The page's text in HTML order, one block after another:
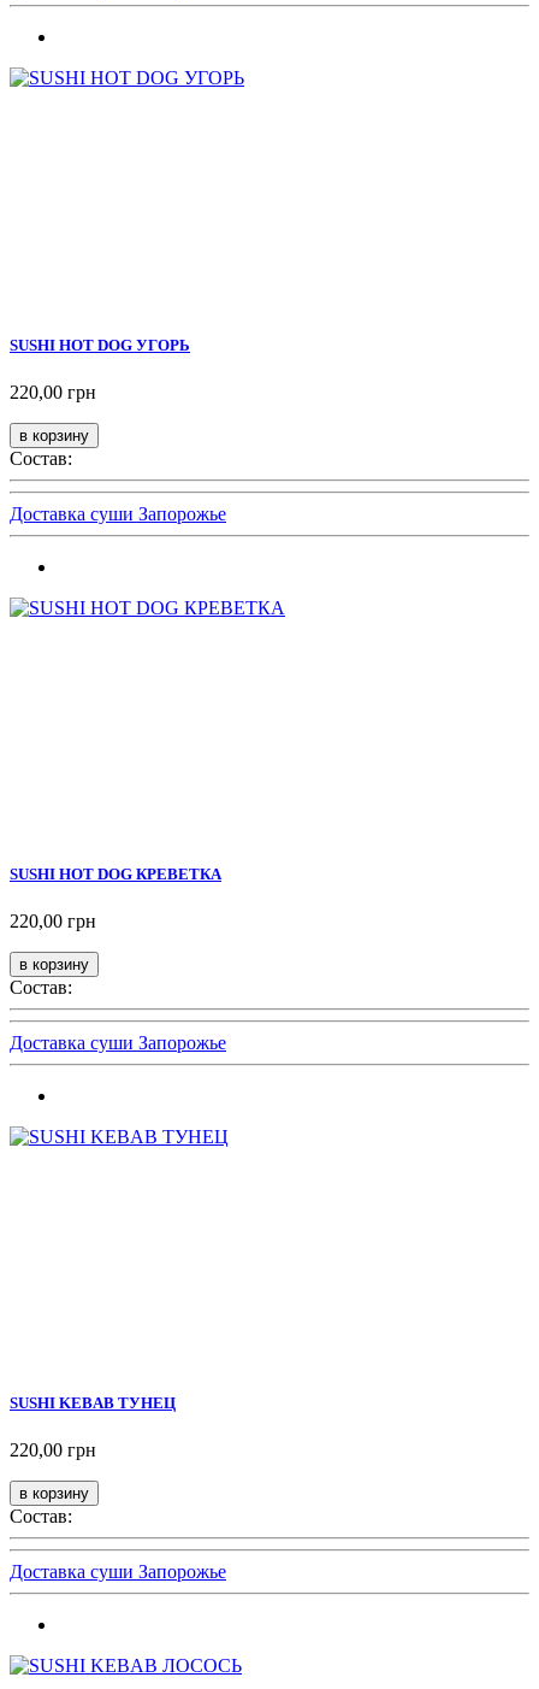
SUSHI HOT DOG УГОРЬ
220,00 грн
Состав:
Доставка суши Запорожье
SUSHI HOT DOG КРЕВЕТКА
220,00 грн
Состав:
Доставка суши Запорожье
SUSHI KEBAB ТУНЕЦ
220,00 грн
Состав:
Доставка суши Запорожье